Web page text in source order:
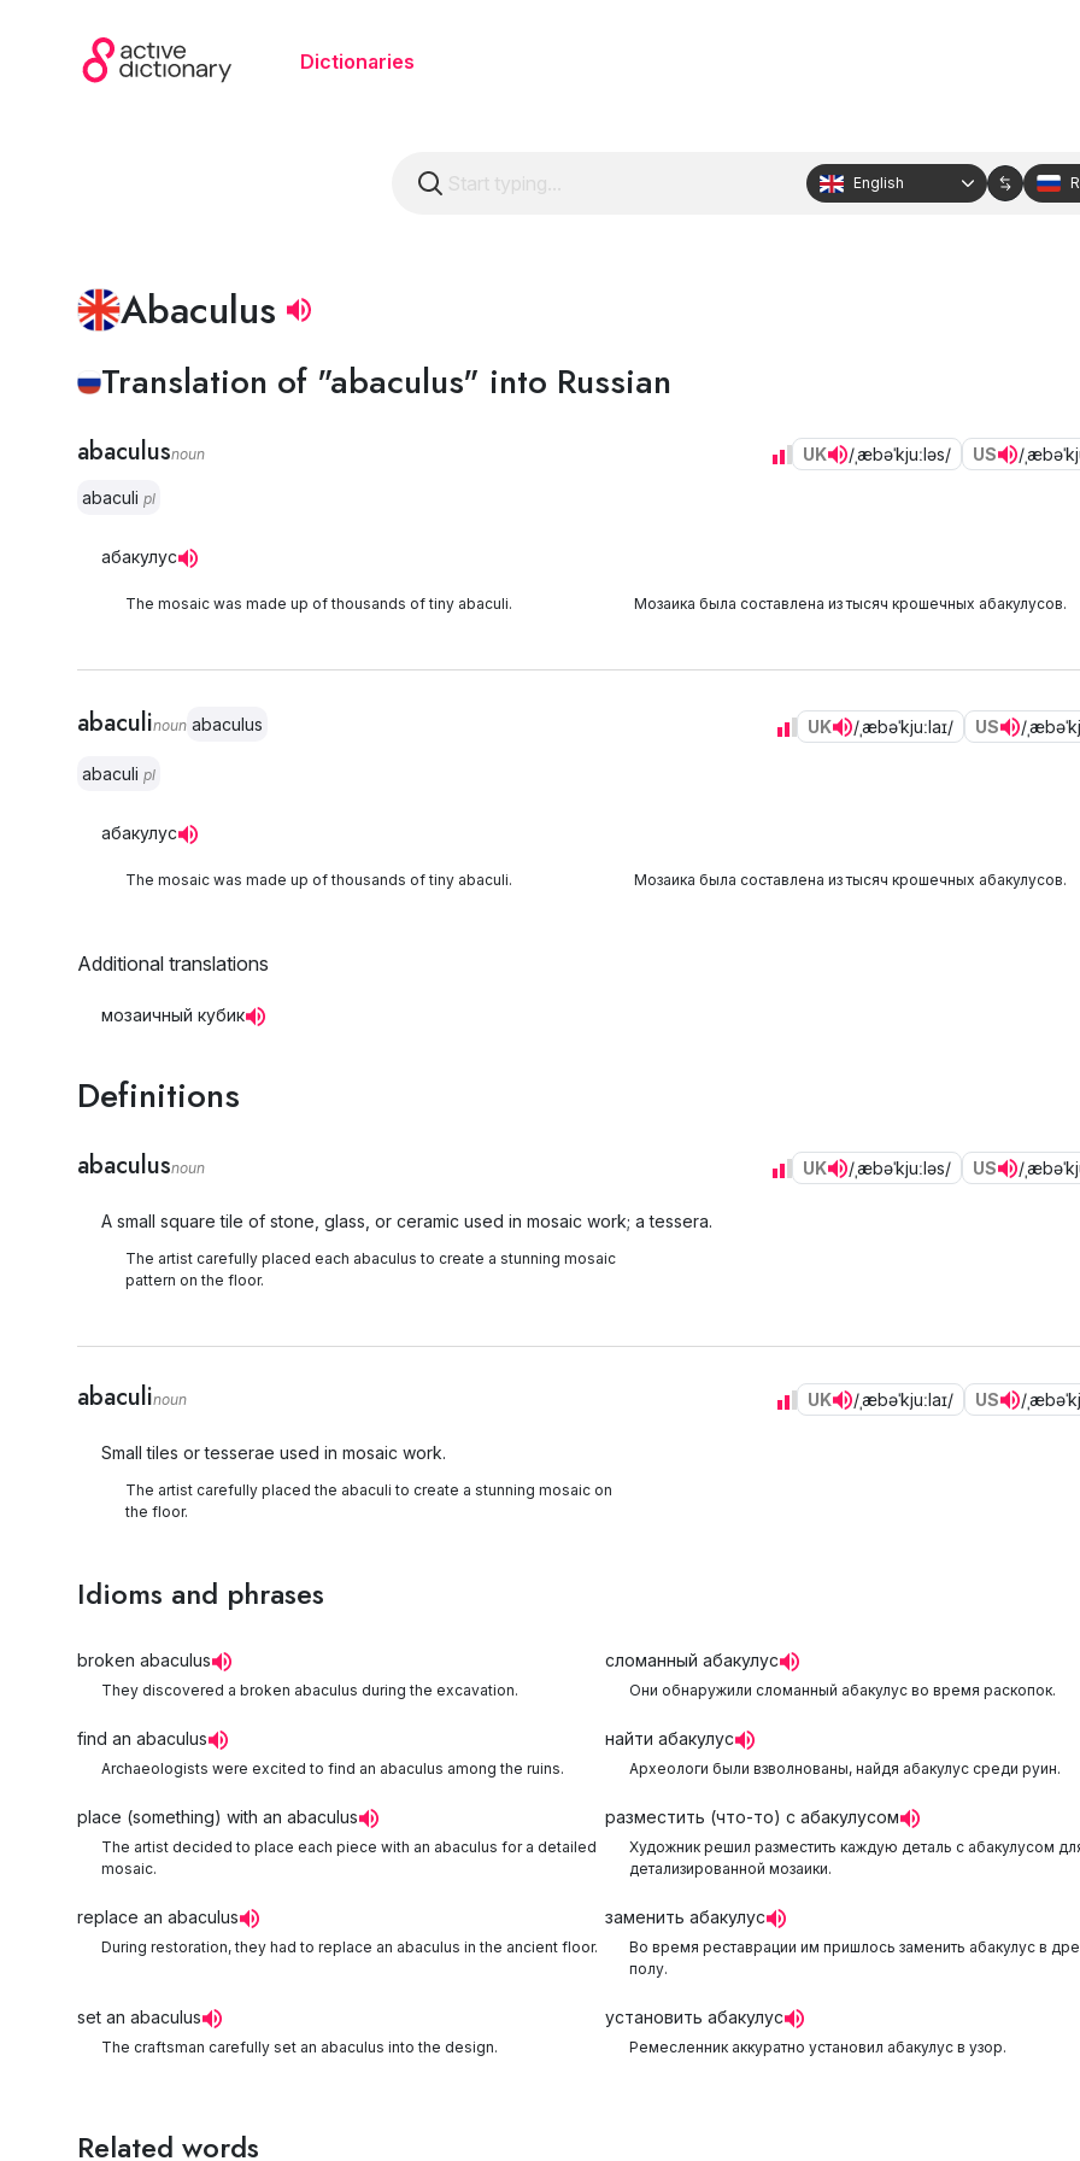
Dictionaries
English
Abaculus
Translation of "abaculus" into Russian
abaculusnoun UK /ˌæbəˈkjuːləs/ US /
abaculi pl
абакулус
The mosaic was made up of thousands of tiny abaculi. Мозаика была составлена из тысяч крошечных абакулусов.
abaculinoun abaculus UK /ˌæbəˈkjuːlaɪ/ US /
abaculi pl
абакулус
The mosaic was made up of thousands of tiny abaculi. Мозаика была составлена из тысяч крошечных абакулусов.
Additional translations
мозаичный кубик
Definitions
abaculusnoun UK /ˌæbəˈkjuːləs/ US /
A small square tile of stone, glass, or ceramic used in mosaic work; a tessera.
The artist carefully placed each abaculus to create a stunning mosaic
pattern on the floor.
abaculinoun UK /ˌæbəˈkjuːlaɪ/ US /
Small tiles or tesserae used in mosaic work.
The artist carefully placed the abaculi to create a stunning mosaic on
the floor.
Idioms and phrases
broken abaculus
They discovered a broken abaculus during the excavation.
сломанный абакулус
Они обнаружили сломанный абакулус во время раскопок.
find an abaculus
Archaeologists were excited to find an abaculus among the ruins.
найти абакулус
Археологи были взволнованы, найдя абакулус среди руин.
place (something) with an abaculus
The artist decided to place each piece with an abaculus for a detailed
mosaic.
разместить (что-то) с абакулусом
Художник решил разместить каждую деталь с абакулусом
детализированной мозаики.
replace an abaculus
During restoration, they had to replace an abaculus in the ancient floor.
заменить абакулус
Во время реставрации им пришлось заменить абакулус в
полу.
set an abaculus
The craftsman carefully set an abaculus into the design.
установить абакулус
Ремесленник аккуратно установил абакулус в узор.
Related words